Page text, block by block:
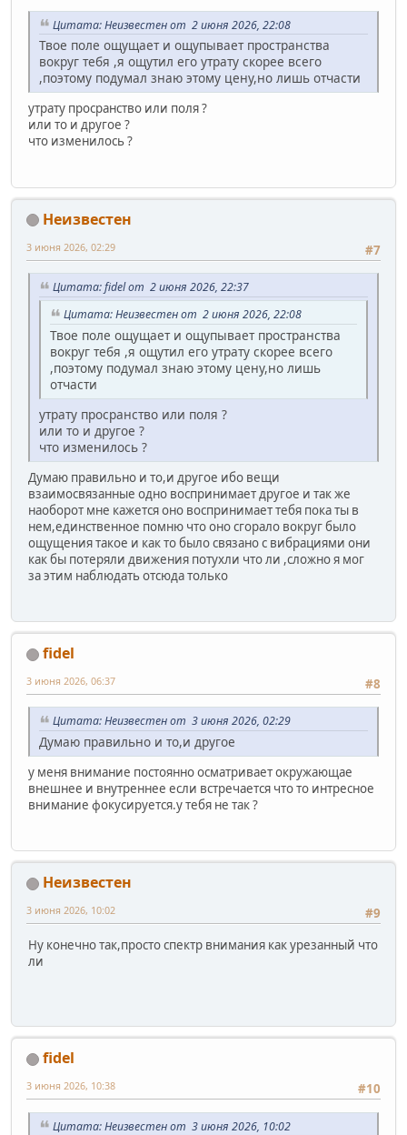
Цитата: Неизвестен от 2 июня 2026, 22:08
Твое поле ощущает и ощупывает пространства
вокруг тебя ,я ощутил его утрату скорее всего
,поэтому подумал знаю этому цену,но лишь отчасти
утрату просранство или поля ?
или то и другое ?
что изменилось ?
Неизвестен
#7
3 июня 2026, 02:29
Цитата: fidel от 2 июня 2026, 22:37
Цитата: Неизвестен от 2 июня 2026, 22:08
Твое поле ощущает и ощупывает пространства
вокруг тебя ,я ощутил его утрату скорее всего
,поэтому подумал знаю этому цену,но лишь
отчасти
утрату просранство или поля ?
или то и другое ?
что изменилось ?
Думаю правильно и то,и другое ибо вещи
взаимосвязанные одно воспринимает другое и так же
наоборот мне кажется оно воспринимает тебя пока ты в
нем,единственное помню что оно сгорало вокруг было
ощущения такое и как то было связано с вибрациями они
как бы потеряли движения потухли что ли ,сложно я мог
за этим наблюдать отсюда только
fidel
#8
3 июня 2026, 06:37
Цитата: Неизвестен от 3 июня 2026, 02:29
Думаю правильно и то,и другое
у меня внимание постоянно осматривает окружающае
внешнее и внутреннее если встречается что то интресное
внимание фокусируется.у тебя не так ?
Неизвестен
#9
3 июня 2026, 10:02
Ну конечно так,просто спектр внимания как урезанный что
ли
fidel
#10
3 июня 2026, 10:38
Цитата: Неизвестен от 3 июня 2026, 10:02